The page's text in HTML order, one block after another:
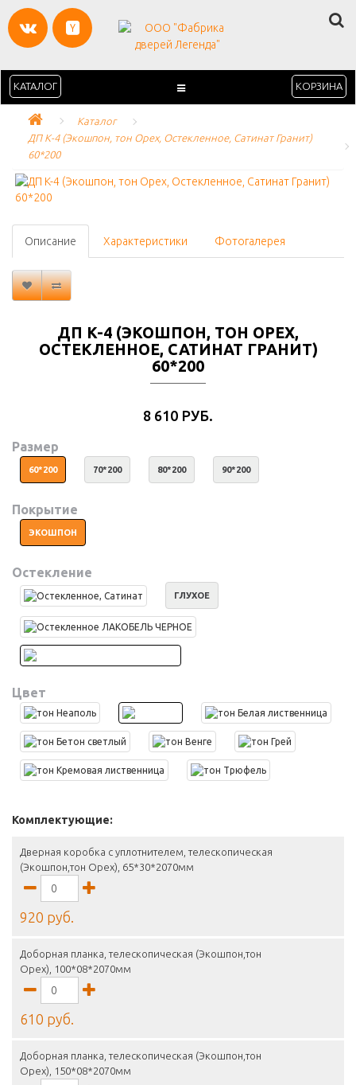
КАТАЛОГ КОРЗИНА
Каталог
ДП K-4 (Экошпон, тон Орех, Остекленное, Сатинат Гранит)
60*200
Описание Характеристики Фотогалерея
ДП K-4 (ЭКОШПОН, ТОН ОРЕХ,
ОСТЕКЛЕННОЕ, САТИНАТ ГРАНИТ)
60*200
8 610 РУБ.
Размер
60*200 70*200 80*200 90*200
Покрытие
ЭКОШПОН
Остекление
ГЛУХОЕ
Цвет
Комплектующие:
Дверная коробка с уплотнителем, телескопическая
(Экошпон,тон Орех), 65*30*2070мм
920 руб.
Доборная планка, телескопическая (Экошпон,тон
Орех), 100*08*2070мм
610 руб.
Доборная планка, телескопическая (Экошпон,тон
Орех), 150*08*2070мм